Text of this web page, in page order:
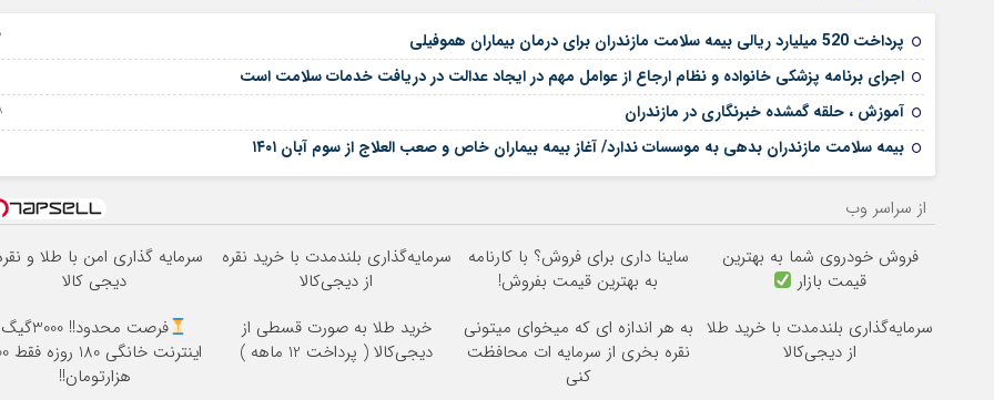
پرداخت 520 میلیارد ریالی بیمه سلامت مازندران برای درمان بیماران هموفیلی
اجرای برنامه پزشکی خانواده و نظام ارجاع از عوامل مهم در ایجاد عدالت در دریافت خدمات سلامت است
آموزش ، حلقه گمشده خبرنگاری در مازندران
بیمه سلامت مازندران بدهی به موسسات ندارد/ آغاز بیمه بیماران خاص و صعب العلاج از سوم آبان ۱۴۰۱
از سراسر وب
فروش خودروی شما به بهترین
قیمت بازار
ساینا داری برای فروش؟ با کارنامه
به بهترین قیمت بفروش!
سرمایه‌گذاری بلندمدت با خرید نقره
از دیجی‌کالا
سرمایه گذاری امن با طلا و
دیجی کالا
سرمایه‌گذاری بلندمدت با خرید طلا
از دیجی‌کالا
به هر اندازه ای که میخوای میتونی
نقره بخری از سرمایه ات محافظت
کنی
خرید طلا به صورت قسطی از
دیجی‌کالا ( پرداخت 12 ماهه )
فرصت محدود!! 3000گیگ
هزارتومان!!